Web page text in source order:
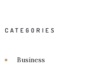
CATEGORIES
Business